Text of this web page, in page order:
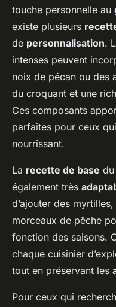
touche personnelle au
existe plusieurs
de personnalisation.
intenses peuvent
noix de pécan ou des
du croquant et une
Ces composants
parfaites pour ceux
nourrissant.
La recette de base
également très
d’ajouter des
morceaux de pêche
fonction des saisons.
chaque cuisinier
tout en préservant les
Pour ceux qui